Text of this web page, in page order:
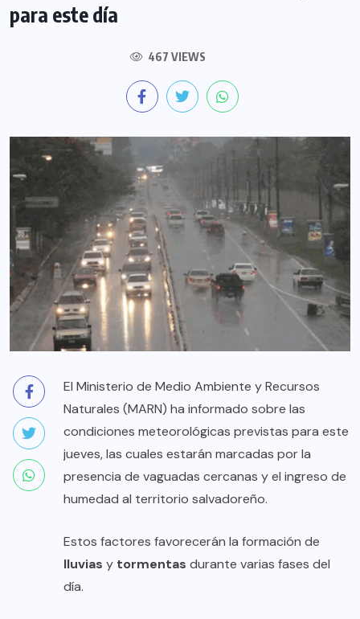
para este día
467 VIEWS
El Ministerio de Medio Ambiente y Recursos
Naturales (MARN) ha informado sobre las
condiciones meteorológicas previstas para este
jueves, las cuales estarán marcadas por la
presencia de vaguadas cercanas y el ingreso de
humedad al territorio salvadoreño.
Estos factores favorecerán la formación de
lluvias y tormentas durante varias fases del
día.